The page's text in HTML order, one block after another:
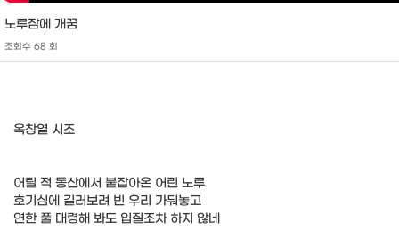
노루잠에 개꿈
조회수 68 회
옥창열 시조
어릴 적 동산에서 붙잡아온 어린 노루
호기심에 길러보려 빈 우리 가둬놓고
연한 풀 대령해 봐도 입질조차 하지 않네